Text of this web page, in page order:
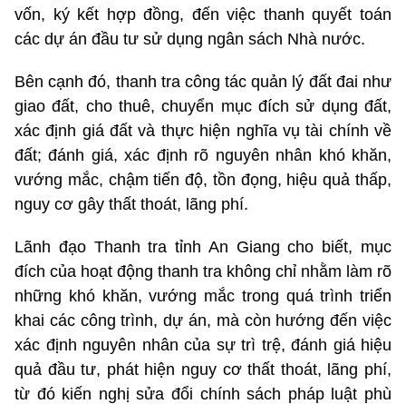
vốn, ký kết hợp đồng, đến việc thanh quyết toán
các dự án đầu tư sử dụng ngân sách Nhà nước.
Bên cạnh đó, thanh tra công tác quản lý đất đai như
giao đất, cho thuê, chuyển mục đích sử dụng đất,
xác định giá đất và thực hiện nghĩa vụ tài chính về
đất; đánh giá, xác định rõ nguyên nhân khó khăn,
vướng mắc, chậm tiến độ, tồn đọng, hiệu quả thấp,
nguy cơ gây thất thoát, lãng phí.
Lãnh đạo Thanh tra tỉnh An Giang cho biết, mục
đích của hoạt động thanh tra không chỉ nhằm làm rõ
những khó khăn, vướng mắc trong quá trình triển
khai các công trình, dự án, mà còn hướng đến việc
xác định nguyên nhân của sự trì trệ, đánh giá hiệu
quả đầu tư, phát hiện nguy cơ thất thoát, lãng phí,
từ đó kiến nghị sửa đổi chính sách pháp luật phù